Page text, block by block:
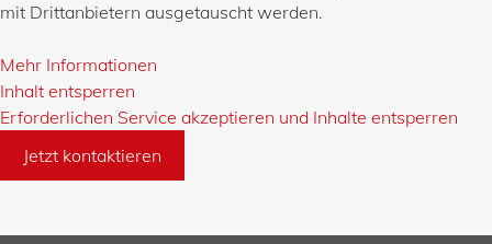
mit Drittanbietern ausgetauscht werden.
Mehr Informationen
Inhalt entsperren
Erforderlichen Service akzeptieren und Inhalte entsperren
Jetzt kontaktieren